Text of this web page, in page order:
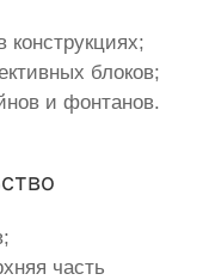
конструкциях;
блоков;
и фонтанов.
часть